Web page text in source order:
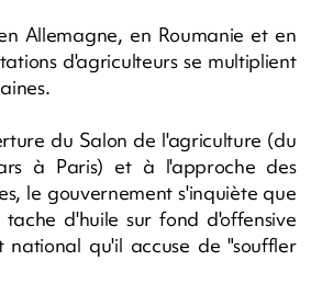
Allemagne, en Roumanie et en
d'agriculteurs se multiplient
du Salon de l'agriculture (du
à Paris) et à l'approche des
le gouvernement s'inquiète que
tache d'huile sur fond d'offensive
national qu'il accuse de "souffler